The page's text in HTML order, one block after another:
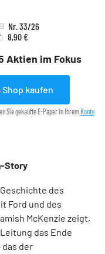
Aktien im Fokus
Nr. 33/26
8,90 €
Shop kaufen
Sie gekaufte E-Paper in Ihrem Konto
Story
des
Ford und des
McKenzie zeigt,
das Ende
der